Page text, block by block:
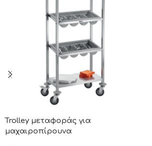
Trolley μεταφοράς για
μαχαιροπίρουνα